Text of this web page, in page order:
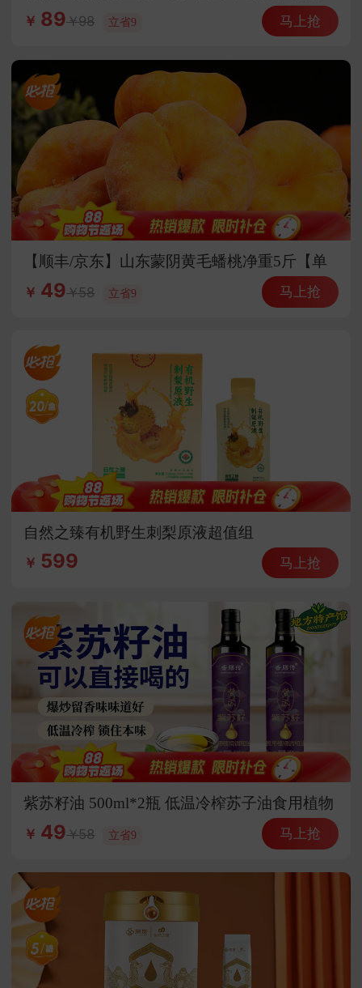
脏）
￥ 89 98 立省9 马上抢
【顺丰/京东】山东蒙阴黄毛蟠桃净重5斤【单
果150g+】香甜多汁 皮薄核小
￥ 49 58 立省9 马上抢
自然之臻有机野生刺梨原液超值组
￥ 599 马上抢
紫苏籽油 500ml*2瓶 低温冷榨苏子油食用植物
调和油家用热炒凉拌炒菜
￥ 49 58 立省9 马上抢